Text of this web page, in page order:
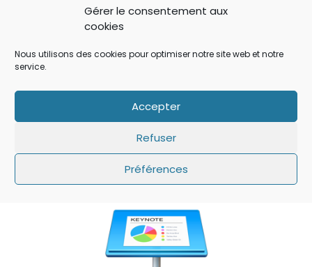
Gérer le consentement aux
cookies
Nous utilisons des cookies pour optimiser notre site web et notre
service.
Accepter
Refuser
Préférences
PAS SUR L’ÉCRAN DE VERROUILLAGE ?